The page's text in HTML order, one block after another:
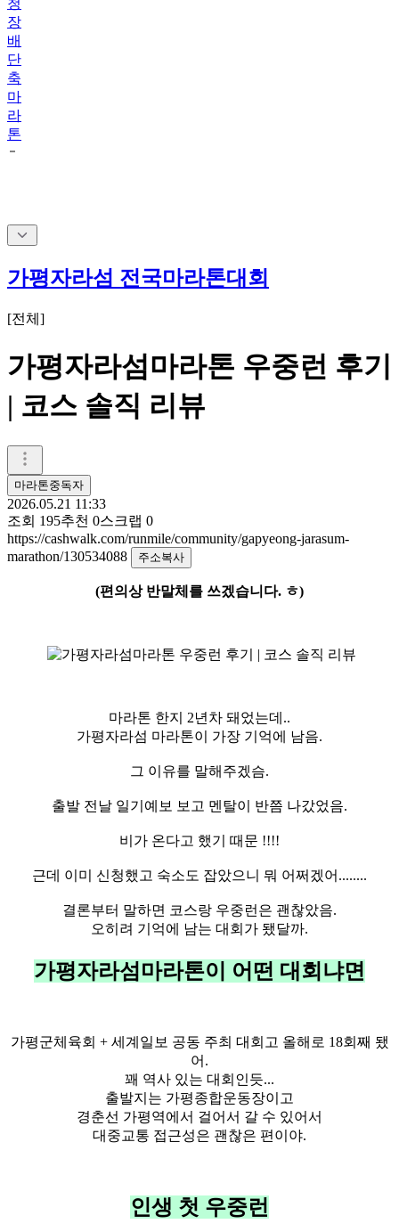
청
장
배
단
축
마
라
톤
가평자라섬 전국마라톤대회
[전체 ]
가평자라섬마라톤 우중런 후기
| 코스 솔직 리뷰
마라톤중독자
2026.05.21 11:33
조회 195추천 0스크랩 0
https://cashwalk.com/runmile/community/gapyeong-jarasum-
marathon/130534088
주소복사
(편의상 반말체를 쓰겠습니다. ㅎ)
마라톤 한지 2년차 돼었는데..
가평자라섬 마라톤이 가장 기억에 남음.
그 이유를 말해주겠슴.
출발 전날 일기예보 보고 멘탈이 반쯤 나갔었음.
비가 온다고 했기 때문 !!!!
근데 이미 신청했고 숙소도 잡았으니 뭐 어쩌겠어........
결론부터 말하면 코스랑 우중런은 괜찮았음.
오히려 기억에 남는 대회가 됐달까.
가평자라섬마라톤이 어떤 대회냐면
가평군체육회 + 세계일보 공동 주최 대회고 올해로 18회째 됐
어.
꽤 역사 있는 대회인듯...
출발지는 가평종합운동장이고
경춘선 가평역에서 걸어서 갈 수 있어서
대중교통 접근성은 괜찮은 편이야.
인생 첫 우중런